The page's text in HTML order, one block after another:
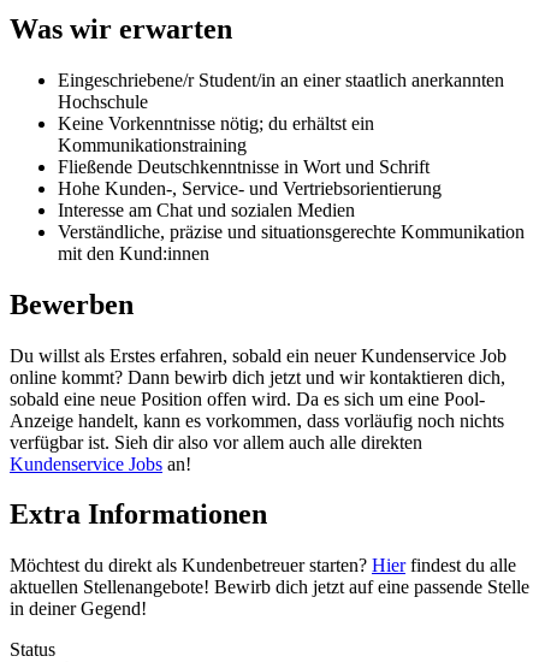
Was wir erwarten
Eingeschriebene/r Student/in an einer staatlich anerkannten
Hochschule
Keine Vorkenntnisse nötig; du erhältst ein
Kommunikationstraining
Fließende Deutschkenntnisse in Wort und Schrift
Hohe Kunden-, Service- und Vertriebsorientierung
Interesse am Chat und sozialen Medien
Verständliche, präzise und situationsgerechte Kommunikation
mit den Kund:innen
Bewerben
Du willst als Erstes erfahren, sobald ein neuer Kundenservice Job
online kommt? Dann bewirb dich jetzt und wir kontaktieren dich,
sobald eine neue Position offen wird. Da es sich um eine Pool-
Anzeige handelt, kann es vorkommen, dass vorläufig noch nichts
verfügbar ist. Sieh dir also vor allem auch alle direkten
Kundenservice Jobs an!
Extra Informationen
Möchtest du direkt als Kundenbetreuer starten? Hierfindest du alle
aktuellen Stellenangebote! Bewirb dich jetzt auf eine passende Stelle
in deiner Gegend!
Status